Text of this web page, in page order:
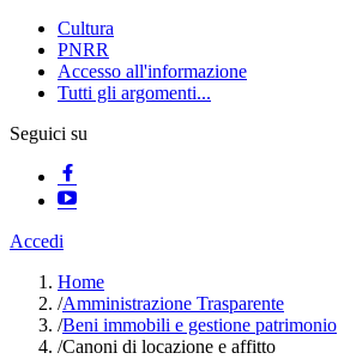
Cultura
PNRR
Accesso all'informazione
Tutti gli argomenti...
Seguici su
Accedi
Home
/Amministrazione Trasparente
/Beni immobili e gestione patrimonio
/Canoni di locazione e affitto